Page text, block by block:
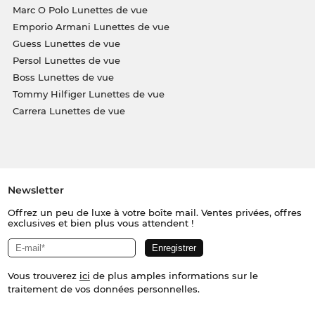
Marc O Polo Lunettes de vue
Emporio Armani Lunettes de vue
Guess Lunettes de vue
Persol Lunettes de vue
Boss Lunettes de vue
Tommy Hilfiger Lunettes de vue
Carrera Lunettes de vue
Newsletter
Offrez un peu de luxe à votre boîte mail. Ventes privées, offres
exclusives et bien plus vous attendent !
Vous trouverez ici de plus amples informations sur le
traitement de vos données personnelles.